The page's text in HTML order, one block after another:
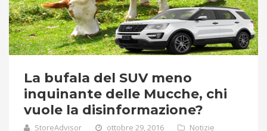
La bufala del SUV meno
inquinante delle Mucche, chi
vuole la disinformazione?
StoreAdvisor ottobre 29, 2016 Notizie